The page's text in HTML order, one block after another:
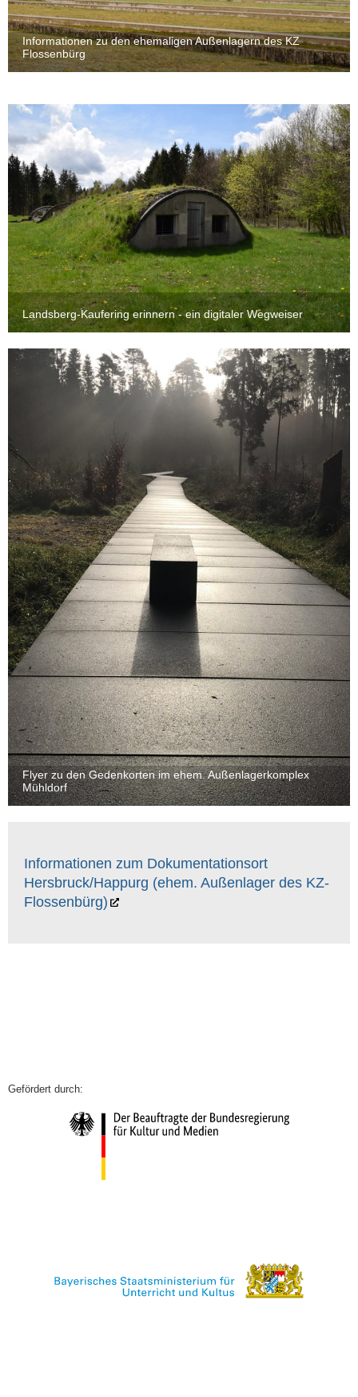
Informationen zu den ehemaligen Außenlagern des KZ
Flossenbürg
Landsberg-Kaufering erinnern - ein digitaler Wegweiser
Flyer zu den Gedenkorten im ehem. Außenlagerkomplex
Mühldorf
Informationen zum Dokumentationsort
Hersbruck/Happurg (ehem. Außenlager des KZ-
Flossenbürg)